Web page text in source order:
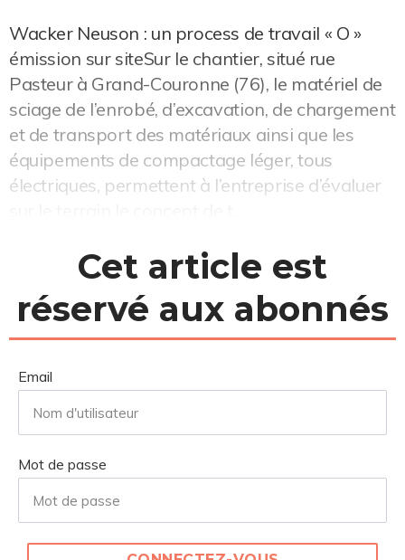
Wacker Neuson : un process de travail « O »
émission sur siteSur le chantier, situé rue
Pasteur à Grand-Couronne (76), le matériel de
sciage de l’enrobé, d’excavation, de chargement
et de transport des matériaux ainsi que les
équipements de compactage léger, tous
électriques, permettent à l’entreprise d’évaluer
Cet article est
réservé aux abonnés
Email
Mot de passe